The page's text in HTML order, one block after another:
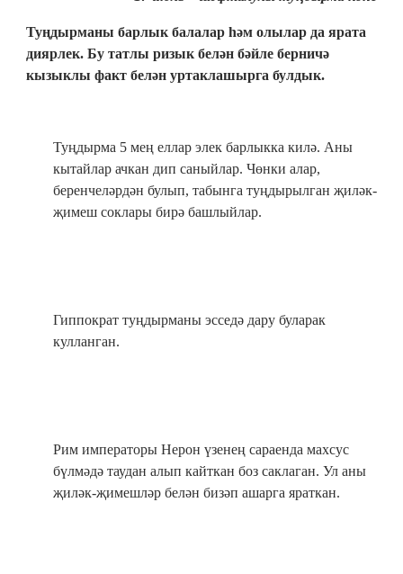
Туңдырманы барлык балалар һәм олылар да ярата
диярлек. Бу татлы ризык белән бәйле берничә
кызыклы факт белән уртаклашырга булдык.
Туңдырма 5 мең еллар элек барлыкка килә. Аны
кытайлар ачкан дип саныйлар. Чөнки алар,
беренчеләрдән булып, табынга туңдырылган җиләк-
җимеш соклары бирә башлыйлар.
Гиппократ туңдырманы эсседә дару буларак
кулланган.
Рим императоры Нерон үзенең сараенда махсус
бүлмәдә таудан алып кайткан боз саклаган. Ул аны
җиләк-җимешләр белән бизәп ашарга яраткан.